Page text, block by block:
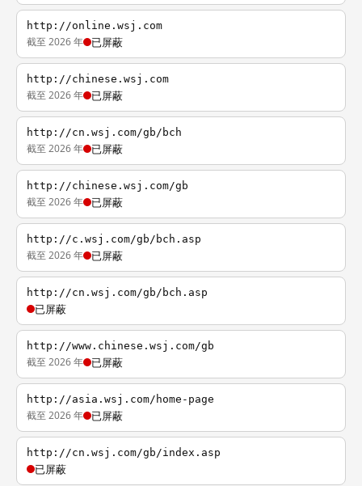
http://online.wsj.com
截至 2026 年 已屏蔽
http://chinese.wsj.com
截至 2026 年 已屏蔽
http://cn.wsj.com/gb/bch
截至 2026 年 已屏蔽
http://chinese.wsj.com/gb
截至 2026 年 已屏蔽
http://c.wsj.com/gb/bch.asp
截至 2026 年 已屏蔽
http://cn.wsj.com/gb/bch.asp
已屏蔽
http://www.chinese.wsj.com/gb
截至 2026 年 已屏蔽
http://asia.wsj.com/home-page
截至 2026 年 已屏蔽
http://cn.wsj.com/gb/index.asp
已屏蔽